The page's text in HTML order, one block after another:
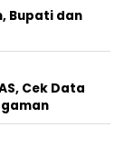
Bupati dan
Cek Data